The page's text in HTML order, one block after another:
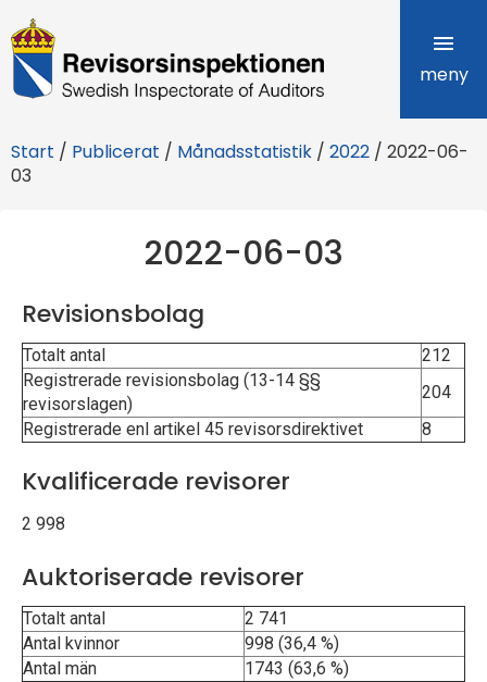
R
e
i
s
n
s
p
e
k
meny
Start / Publicerat / Månadsstatistik / 2022 / 2022-06-
03
2022-06-03
Revisionsbolag
Totalt antal
212
Registrerade revisionsbolag (13-14 §§
revisorslagen)
204
Registrerade enl artikel 45 revisorsdirektivet
8
Kvalificerade revisorer
2 998
Auktoriserade revisorer
Totalt antal
2 741
Antal kvinnor
998 (36,4 %)
Antal män
1743 (63,6 %)